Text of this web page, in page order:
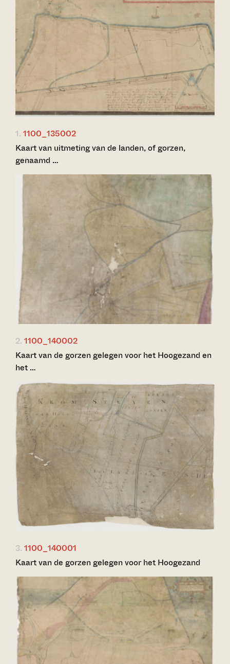
1. 1100_135002
Kaart van uitmeting van de landen, of gorzen,
genaamd …
2. 1100_140002
Kaart van de gorzen gelegen voor het Hoogezand en
het …
3. 1100_140001
Kaart van de gorzen gelegen voor het Hoogezand